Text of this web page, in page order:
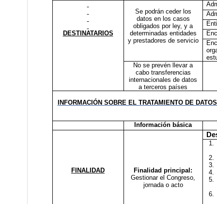
DESTINATARIOS
Se podrán ceder los
datos en los casos
obligados por ley, y a
determinadas entidades
y prestadores de servicio
No se prevén llevar a
cabo transferencias
internacionales de datos
a terceros países
INFORMACIÓN SOBRE EL TRATAMIENTO DE
Información básica
FINALIDAD
Finalidad principal:
Gestionar el Congreso,
jornada o acto
1.
2.
3.
4.
5.
6.